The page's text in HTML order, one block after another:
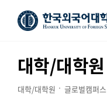
대학/대학원
대학/대학원 글로벌캠퍼스